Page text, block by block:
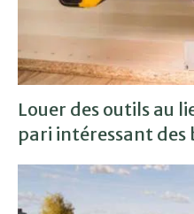
Louer des outils au
pari intéressant des